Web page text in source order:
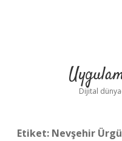
Dijital
Etiket: Nevşehir